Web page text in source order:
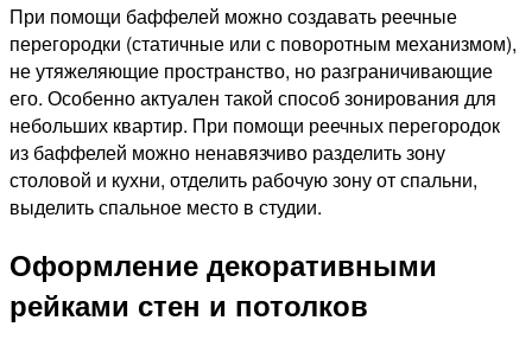
При помощи баффелей можно создавать реечные
перегородки (статичные или с поворотным механизмом),
не утяжеляющие пространство, но разграничивающие
его. Особенно актуален такой способ зонирования для
небольших квартир. При помощи реечных перегородок
из баффелей можно ненавязчиво разделить зону
столовой и кухни, отделить рабочую зону от спальни,
выделить спальное место в студии.
Оформление декоративными
рейками стен и потолков